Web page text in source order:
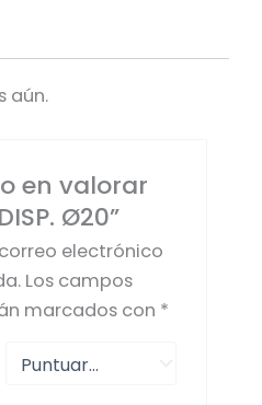
aún.
en valorar
Ø20”
electrónico
Los campos
marcados con *